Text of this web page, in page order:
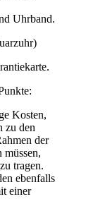
Uhrband.
Kosten,
zu den
der
müssen,
tragen.
ebenfalls
einer